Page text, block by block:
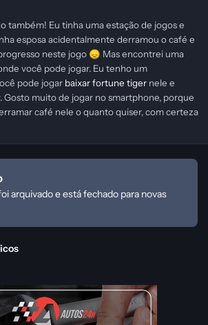
também! Eu tinha uma estação de jogos e
esposa acidentalmente derramou o café e
neste jogo 😞 Mas encontrei uma
você pode jogar. Eu tenho um
pode jogar baixar fortune tiger nele e
Gosto muito de jogar no smartphone, porque
café nele o quanto quiser, com certeza
arquivado e está fechado para novas